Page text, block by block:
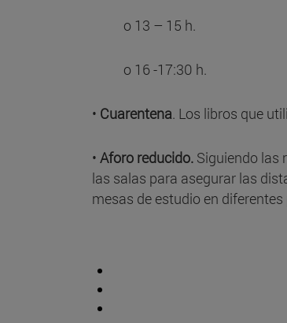
o 13 – 15 h.
o 16 -17:30 h.
• Cuarentena. Los libros que
• Aforo reducido. Siguiendo las
las salas para asegurar las
mesas de estudio en